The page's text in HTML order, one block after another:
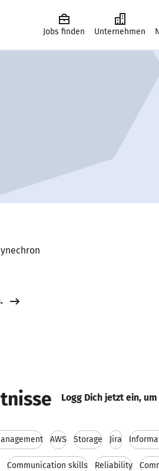
Jobs finden Unternehmen
Logg Dich jetzt ein,
AWS Storage Jira
Communication skills Reliability